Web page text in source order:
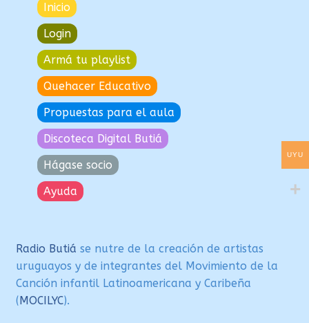
Inicio
Login
Armá tu playlist
Quehacer Educativo
Propuestas para el aula
Discoteca Digital Butiá
Hágase socio
Ayuda
Radio Butiá se nutre de la creación de artistas
uruguayos y de integrantes del Movimiento de la
Canción infantil Latinoamericana y Caribeña
( MOCILYC).
UYU